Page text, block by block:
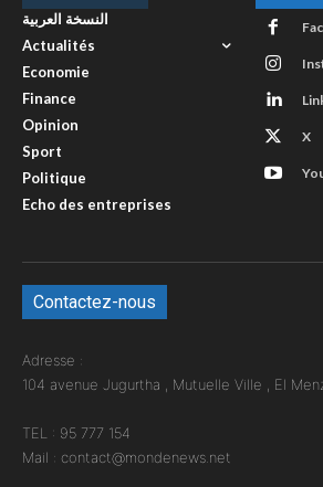
النسخة العربية
Actualités
Economie
Finance
Opinion
Sport
Politique
Echo des entreprises
X
Contactez-nous
Adresse :
104 avenue Jugurtha , Mutuelle Ville , El
TEL : 95 777 154
Mail : contact@mondenews.net